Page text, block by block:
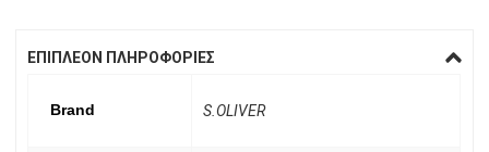
ΕΠΙΠΛΈΟΝ ΠΛΗΡΟΦΟΡΊΕΣ
Brand S.OLIVER